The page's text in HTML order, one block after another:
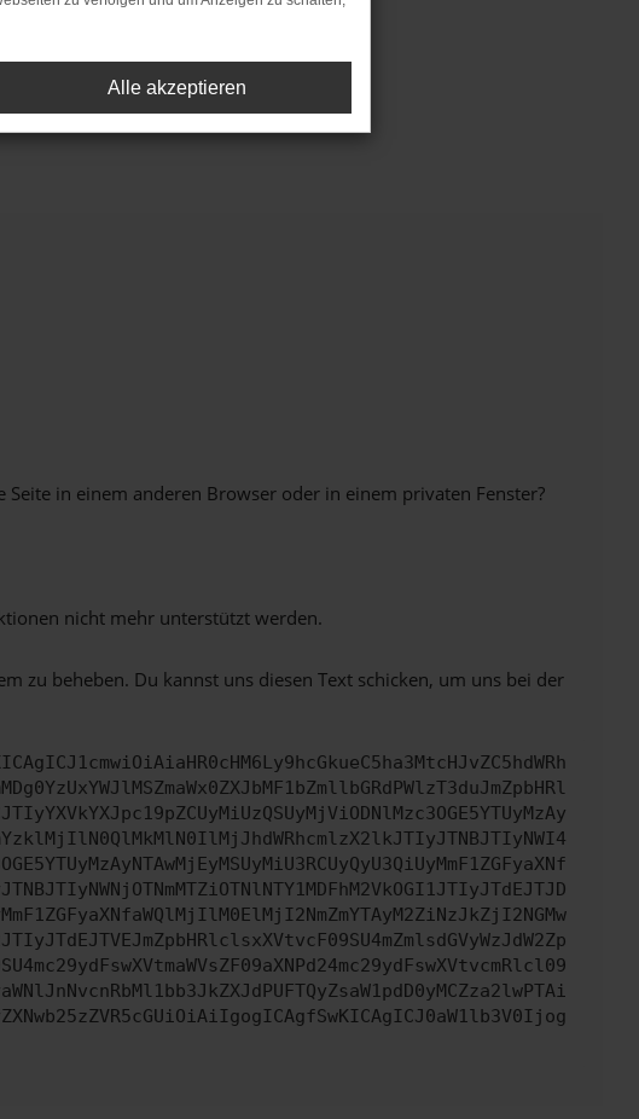
in einem anderen Browser oder in einem privaten Fenster?
nicht mehr unterstützt werden.
zu beheben. Du kannst uns diesen Text schicken, um uns bei der
Alle akzeptieren